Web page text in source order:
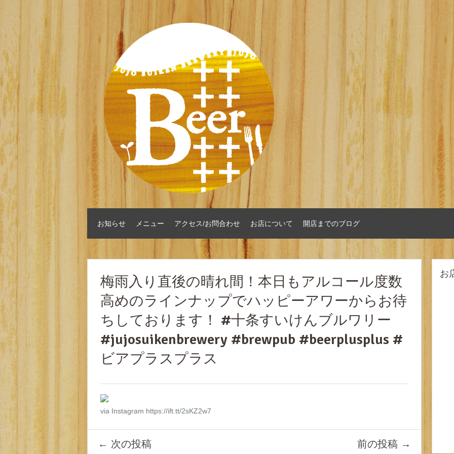
お知らせ メニュー アクセス/お問合わせ お店について 開店までのブログ
梅雨入り直後の晴れ間！本日もアルコール度数
高めのラインナップでハッピーアワーからお待
ちしております！ #十条すいけんブルワリー
#jujosuikenbrewery #brewpub #beerplusplus #
ビアプラスプラス
via Instagram https://ift.tt/2sKZ2w7
← 次の投稿 前の投稿 →
お